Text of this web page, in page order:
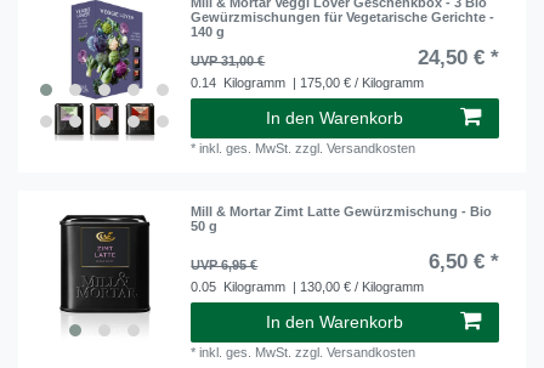
Mill & Mortar Veggi Lover Geschenkbox - 3 Bio
Gewürzmischungen für Vegetarische Gerichte -
140 g
UVP 31,00 €
24,50 € *
0.14 Kilogramm | 175,00 € / Kilogramm
In den Warenkorb
*inkl. ges. MwSt. zzgl.Versandkosten
Mill & Mortar Zimt Latte Gewürzmischung - Bio
50 g
UVP 6,95 € 6,50 € *
0.05 Kilogramm | 130,00 € / Kilogramm
In den Warenkorb
*inkl. ges. MwSt. zzgl.Versandkosten